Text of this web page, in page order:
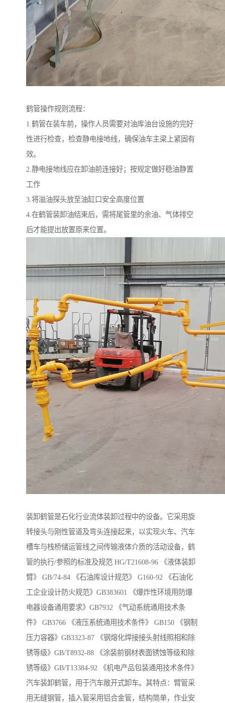
鹤管操作规则流程：
1.鹤管在装车前，操作人员需要对油库油台设施的完好
性进行检查，检查静电接地线，确保油车主梁上紧固有
效。
2.静电接地线应在卸油前连接好；按规定做好稳油静置
工作
3.将溢油探头放至油缸口安全高度位置
4.在鹤管装卸油结束后，需将尾管里的余油、气体排空
后才能提出放置原来位置。
装卸鹤管是石化行业流体装卸过程中的设备。它采用旋
转接头与刚性管道及弯头连接起来，以实现火车、汽车
槽车与栈桥储运管线之间传输液体介质的活动设备，鹤
管的执行/参照的标准及规范 HG/T21608-96 《液体装卸
臂》 GB/74-84 《石油库设计规范》 G160-92 《石油化
工企业设计防火规范》GB383601 《爆炸性环境用防爆
电器设备通用要求》GB7932 《气动系统通用技术条
件》 GB3766 《液压系统通用技术条件》 GB150 《钢制
压力容器》GB3323-87 《钢熔化焊接接头射线照相和除
锈等级》GB/T8932-88 《涂装前钢材表面锈蚀等级和除
锈等级》GB/T13384-92 《机电产品包装通用技术条件》
汽车装卸鹤管，用于汽车敞开式卸车。其特点：臂管采
用无缝钢管，插入管采用铝合金管，结构简单，作业安